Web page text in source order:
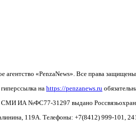
«PenzaNews». Все права
на https://penzanews.ru
СМИ ИА №ФС77-31297 выдано
119А. Телефоны: +7(8412) 999-101,